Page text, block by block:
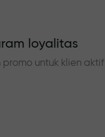
loyalitas
promo untuk klien aktif